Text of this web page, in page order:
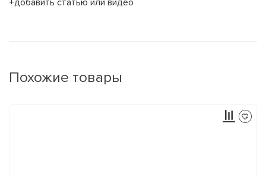
Похожие товары